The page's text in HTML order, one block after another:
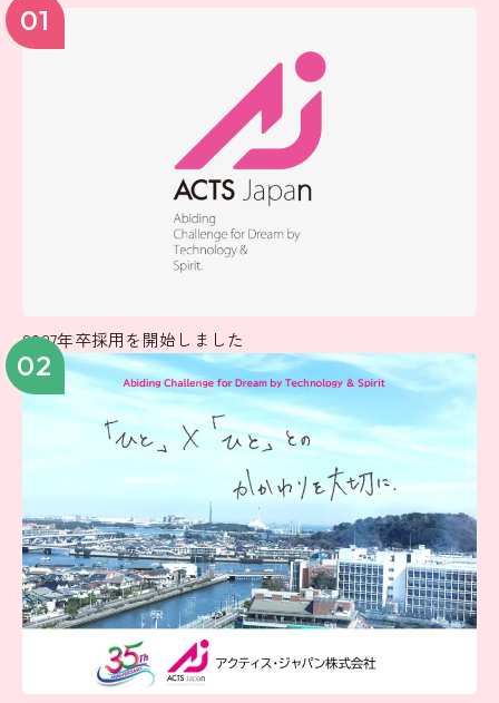
01
2027年卒採用を開始しました
02